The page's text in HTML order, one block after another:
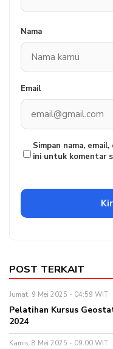
Nama
Email
Simpan nama,
ini untuk komentar
POST TERKAIT
Jumat, 9 Mei 2025 - 04:59 WIT
Pelatihan Kursus
2024
Kamis, 8 Mei 2025 - 09:00 WIT